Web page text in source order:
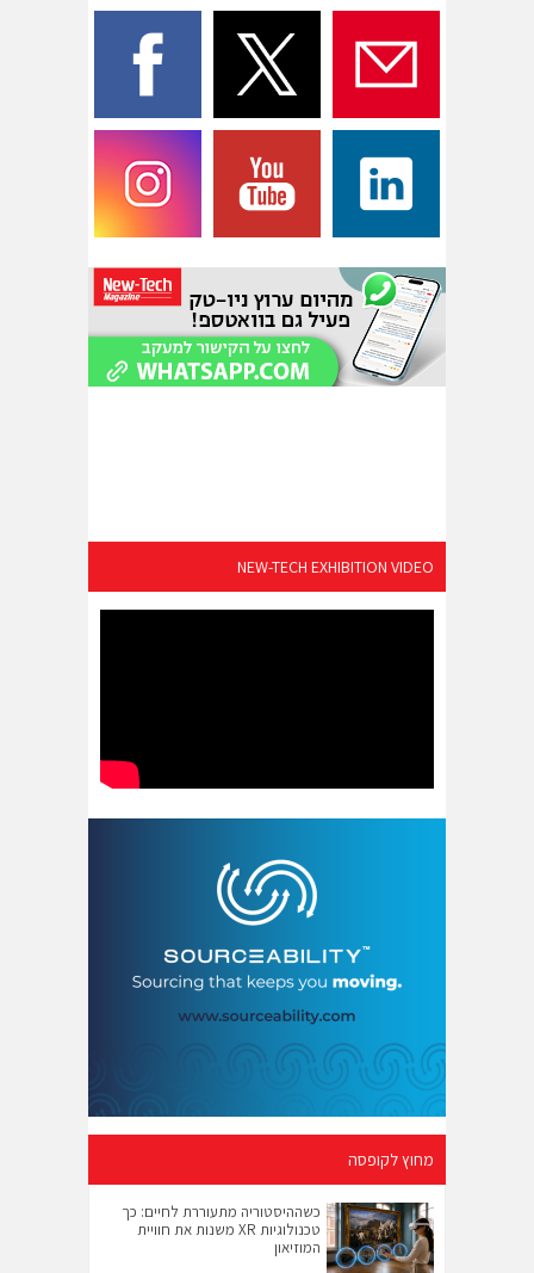
NEW-TECH EXHIBITION VIDEO
מחוץ לקופסה
כשההיסטוריה מתעוררת לחיים: כך
טכנולוגיות XR משנות את חוויית
המוזיאון